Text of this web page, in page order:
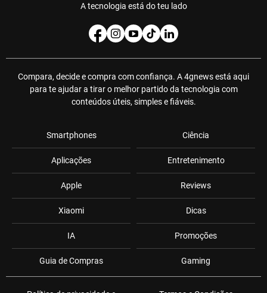
A tecnologia está do teu lado
Compara, decide e compra com confiança. A 4gnews está aqui
para te ajudar a tirar o melhor partido da tecnologia com
conteúdos úteis, simples e fiáveis.
Smartphones
Aplicações
Apple
Xiaomi
IA
Guia de Compras
Ciência
Entretenimento
Reviews
Dicas
Promoções
Gaming